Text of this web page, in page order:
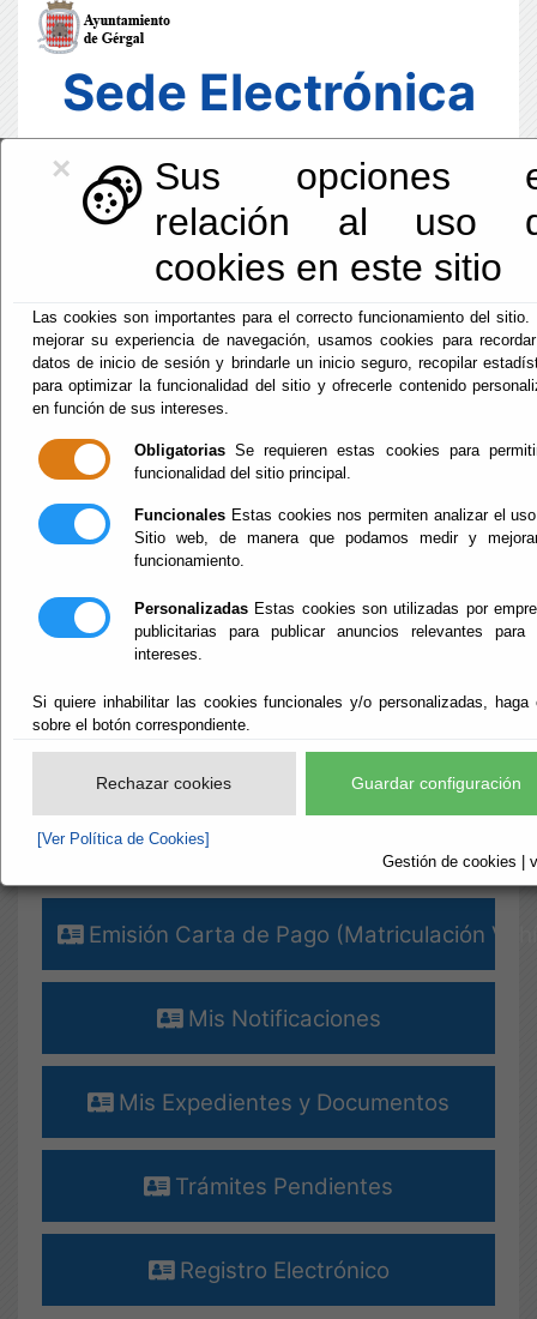
×
Sus opciones
relación al uso
cookies en este sitio
Las cookies son importantes para el correcto funcionamiento del sitio.
mejorar su experiencia de navegación, usamos cookies para
datos de inicio de sesión y brindarle un inicio seguro, recopilar
para optimizar la funcionalidad del sitio y ofrecerle contenido
en función de sus intereses.
Obligatorias Se requieren estas cookies para
funcionalidad del sitio principal.
Funcionales Estas cookies nos permiten analizar el
Sitio web, de manera que podamos medir y
funcionamiento.
Personalizadas Estas cookies son utilizadas por
publicitarias para publicar anuncios relevantes para
intereses.
Si quiere inhabilitar las cookies funcionales y/o personalizadas, haga
sobre el botón correspondiente.
Rechazar cookies Guardar configuración
[Ver Política de Cookies]
Gestión de cookies |
Sede Electrónica
Fecha y Hora Oficial
12:53:34
Destacados
Perfil del Contratante
Emisión Carta de Pago (Matriculación
Mis Notificaciones
Mis Expedientes y Documentos
Trámites Pendientes
Registro Electrónico